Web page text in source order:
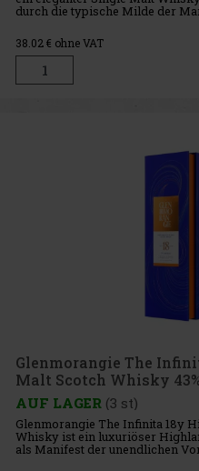
durch die typische Milde der
in sorgfältig ausgewählten
38.02€ ohne VAT
Glenmorangie The
Malt Scotch Whisky
AUF LAGER (3 st)
Glenmorangie The Infinita 18y
Whisky ist ein luxuriöser
als Manifest der unendlichen
von Dr. Bill Lumsden, dem